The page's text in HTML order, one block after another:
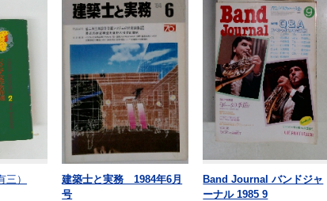
三）
建築士と実務 1984年6月
号
Band Journal バンドジャ
ーナル 1985 9